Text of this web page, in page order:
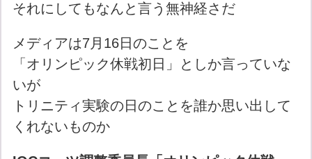
それにしてもなんと言う無神経さだ
メディアは7月16日のことを
「オリンピック休戦初日」としか言っていな
いが
トリニティ実験の日のことを誰か思い出して
くれないものか